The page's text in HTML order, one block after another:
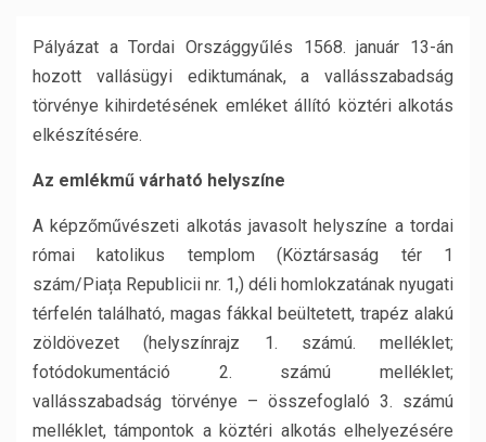
Pályázat a Tordai Országgyűlés 1568. január 13-án
hozott vallásügyi ediktumának, a vallásszabadság
törvénye kihirdetésének emléket állító köztéri alkotás
elkészítésére.
Az emlékmű várható helyszíne
A képzőművészeti alkotás javasolt helyszíne a tordai
római katolikus templom (Köztársaság tér 1
szám/Piața Republicii nr. 1,) déli homlokzatának nyugati
térfelén található, magas fákkal beültetett, trapéz alakú
zöldövezet (helyszínrajz 1. számú. melléklet;
fotódokumentáció 2. számú melléklet;
vallásszabadság törvénye – összefoglaló 3. számú
melléklet, támpontok a köztéri alkotás elhelyezésére